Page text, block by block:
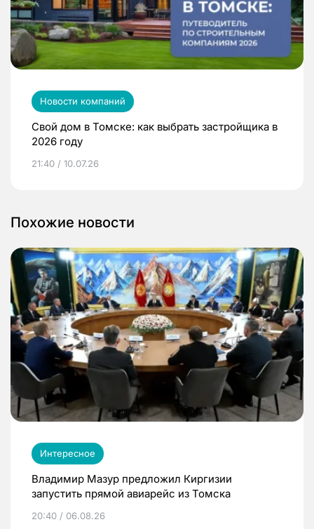
Новости компаний
Свой дом в Томске: как выбрать застройщика в
2026 году
21:40 / 10.07.26
Похожие новости
Интересное
Владимир Мазур предложил Киргизии
запустить прямой авиарейс из Томска
20:40 / 06.08.26